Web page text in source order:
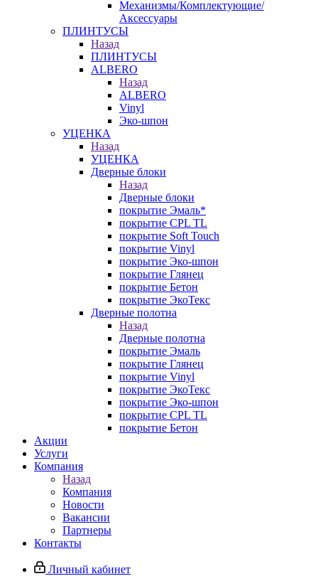
Механизмы/Комплектующие/
Аксессуары
ПЛИНТУСЫ
Назад
ПЛИНТУСЫ
ALBERO
Назад
ALBERO
Vinyl
Эко-шпон
УЦЕНКА
Назад
УЦЕНКА
Дверные блоки
Назад
Дверные блоки
покрытие Эмаль*
покрытие CPL TL
покрытие Soft Touch
покрытие Vinyl
покрытие Эко-шпон
покрытие Глянец
покрытие Бетон
покрытие ЭкоТекс
Дверные полотна
Назад
Дверные полотна
покрытие Эмаль
покрытие Глянец
покрытие Vinyl
покрытие ЭкоТекс
покрытие Эко-шпон
покрытие CPL TL
покрытие Бетон
Акции
Услуги
Компания
Назад
Компания
Новости
Вакансии
Партнеры
Контакты
Личный кабинет